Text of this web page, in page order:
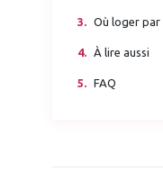
Où loger par
À lire aussi
FAQ